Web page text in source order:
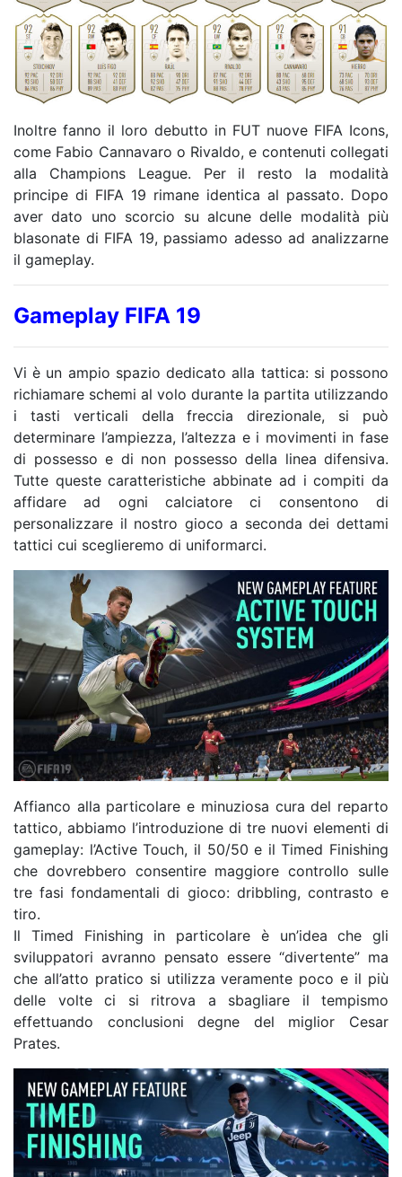
Inoltre fanno il loro debutto in FUT nuove FIFA Icons,
come Fabio Cannavaro o Rivaldo, e contenuti collegati
alla Champions League. Per il resto la modalità
principe di FIFA 19 rimane identica al passato. Dopo
aver dato uno scorcio su alcune delle modalità più
blasonate di FIFA 19, passiamo adesso ad analizzarne
il gameplay.
Gameplay FIFA 19
Vi è un ampio spazio dedicato alla tattica: si possono
richiamare schemi al volo durante la partita utilizzando
i tasti verticali della freccia direzionale, si può
determinare l’ampiezza, l’altezza e i movimenti in fase
di possesso e di non possesso della linea difensiva.
Tutte queste caratteristiche abbinate ad i compiti da
affidare ad ogni calciatore ci consentono di
personalizzare il nostro gioco a seconda dei dettami
tattici cui sceglieremo di uniformarci.
Affianco alla particolare e minuziosa cura del reparto
tattico, abbiamo l’introduzione di tre nuovi elementi di
gameplay: l’Active Touch, il 50/50 e il Timed Finishing
che dovrebbero consentire maggiore controllo sulle
tre fasi fondamentali di gioco: dribbling, contrasto e
tiro.
Il Timed Finishing in particolare è un’idea che gli
sviluppatori avranno pensato essere “divertente” ma
che all’atto pratico si utilizza veramente poco e il più
delle volte ci si ritrova a sbagliare il tempismo
effettuando conclusioni degne del miglior Cesar
Prates.